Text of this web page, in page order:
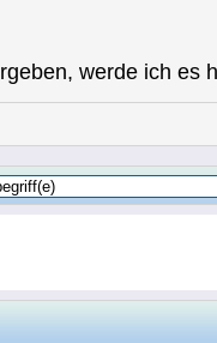
werde ich es